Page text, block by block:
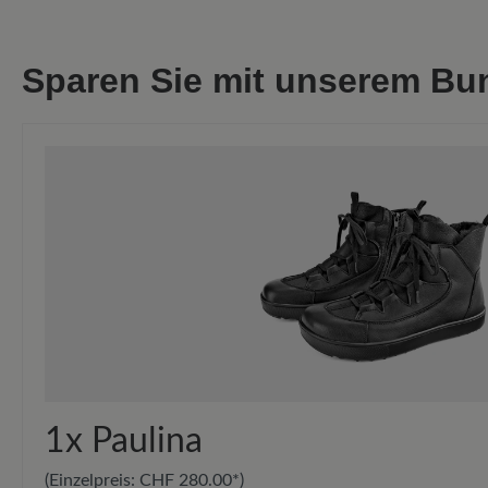
Sparen Sie mit unserem
1x Paulina
(Einzelpreis: CHF 280.00*)